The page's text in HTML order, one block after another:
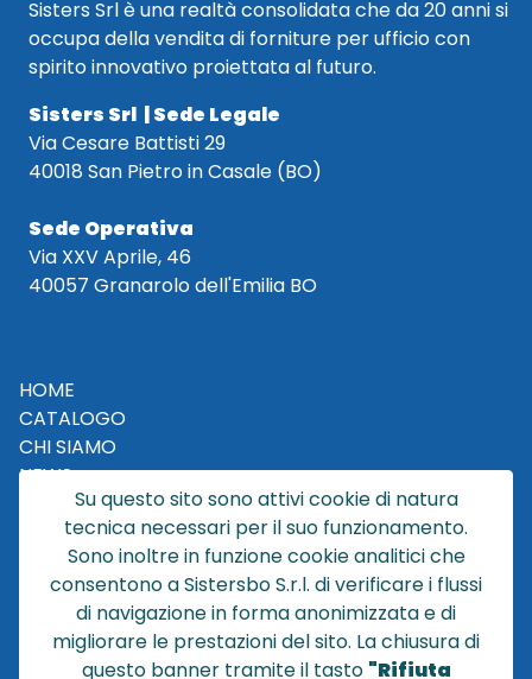
Sisters Srl è una realtà consolidata che da 20 anni si
occupa della vendita di forniture per ufficio con
spirito innovativo proiettata al futuro.
Sisters Srl | Sede Legale
Via Cesare Battisti 29
40018 San Pietro in Casale (BO)
Sede Operativa
Via XXV Aprile, 46
40057 Granarolo dell'Emilia BO
HOME
CATALOGO
CHI SIAMO
NEWS
CONTATTACI
CONDIZIONI DI VENDITA
POLICY PRIVACY
NOTE LEGALI
Cookie
Su questo sito sono attivi cookie di natura
tecnica necessari per il suo funzionamento.
Sono inoltre in funzione cookie analitici che
consentono a Sistersbo S.r.l. di verificare i flussi
di navigazione in forma anonimizzata e di
migliorare le prestazioni del sito. La chiusura di
questo banner tramite il tasto "Rifiuta